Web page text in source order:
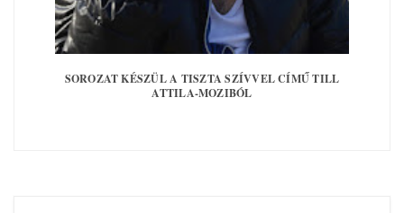
SOROZAT KÉSZÜL A TISZTA SZÍVVEL CÍMŰ TILL
ATTILA-MOZIBÓL